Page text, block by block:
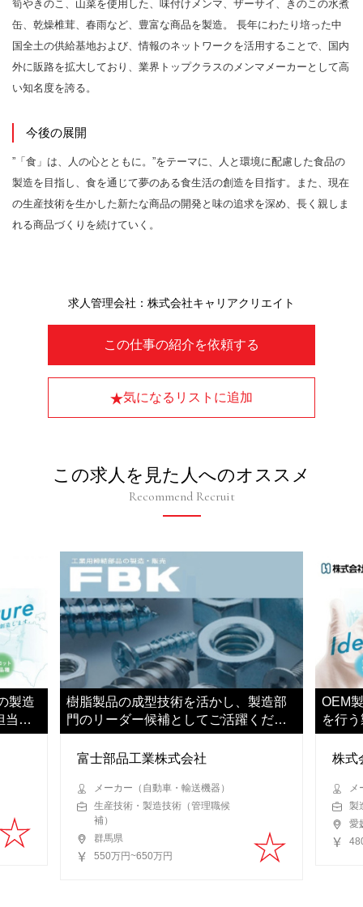
筍やきのこ、山菜を使用した、味付けメンマ、ザーサイ、きのこの水煮
缶、乾燥椎茸、春雨など、豊富な商品を製造。 長年にわたり培った中
国全土の供給基地および、情報のネットワークを活用することで、国内
外に販路を拡大しており、業界トップクラスのメンマメーカーとして高
い知名度を誇る。
今後の展開
”「食」は、人の心とともに。”をテーマに、人と環境に配慮した食品の
製造を目指し、食を通じて夢のある食生活の創造を目指す。また、現在
の生産技術を生かした新たな商品の開発と味の追求を深め、長く親しま
れる商品づくりを続けていく。
この仕事の紹介を依頼する
気になるリストに追加
求人管理会社：株式会社キャリアクリエイト
この求人を見た人へのオススメ
Recommend Recruit
製造
当い
樹脂製品の成型技術を活かし、製造部
門のリーダー候補としてご活躍くださ
い
富士部品工業株式会社
メーカー（自動車・輸送機器）
生産技術・製造技術（管理職候
補）
群馬県
550万円~650万円
OEM
を行
ただ
株式
メ
製
愛